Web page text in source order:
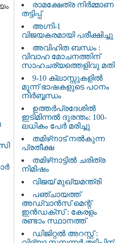
രാമക്ഷേത്ര നിർമ്മാണ
തട്ടിപ്പ്
അഗ്നി-1
വിജയകരമായി പരീക്ഷിച്ചു
അവിഹിത ബന്ധം :
വിവാഹ മോചനത്തിന്
സാഹചര്യത്തെളിവു മതി
9-10 ക്ലാസ്സുകളിൽ
മൂന്ന് ഭാഷകളുടെ പഠനം
നിർബ്ബന്ധം
ഉത്തർപ്രദേശിൽ
ഇടിമിന്നൽ ദുരന്തം: 100-
ലധികം പേർ മരിച്ചു
തമിഴ്‌നാട് നൽകുന്ന
പ്രതീക്ഷ
തമിഴ്‌നാട്ടില്‍ ചരിത്ര
നിമിഷം
വിജയ് മുഖ്യമന്ത്രി
പഞ്ചായത്ത്
അഡ്വാൻസ് മെന്റ്
ഇൻഡക്സ് : കേരളം
രണ്ടാം സ്ഥാനത്ത്
ഡിജിറ്റൽ അറസ്റ്റ് :